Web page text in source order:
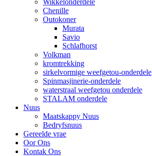
Wikkelonderdele
Chenille
Outokoner
Murata
Savio
Schlafhorst
Volkman
kromtrekking
sirkelvormige weefgetou-onderdele
Spinmasjinerie-onderdele
waterstraal weefgetou onderdele
STALAM onderdele
Nuus
Maatskappy Nuus
Bedryfsnuus
Gereelde vrae
Oor Ons
Kontak Ons